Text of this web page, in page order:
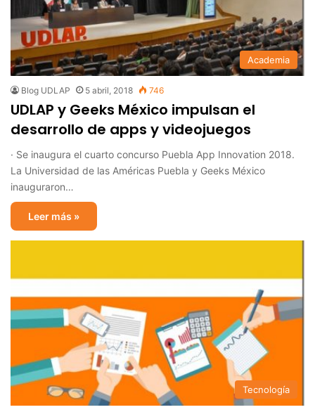
Academia
Blog UDLAP 5 abril, 2018 746
UDLAP y Geeks México impulsan el
desarrollo de apps y videojuegos
· Se inaugura el cuarto concurso Puebla App Innovation 2018.
La Universidad de las Américas Puebla y Geeks México
inauguraron…
Leer más »
Tecnología